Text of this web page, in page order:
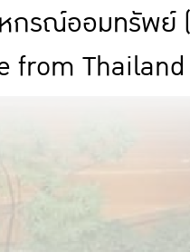
กรณ์ออมทรัพ
from